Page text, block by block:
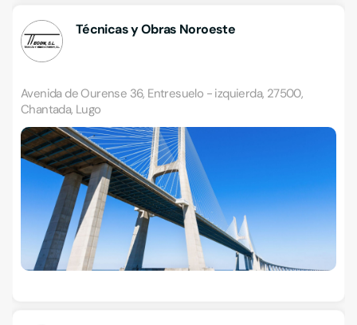
Técnicas y Obras Noroeste
Avenida de Ourense 36, Entresuelo - izquierda, 27500,
Chantada, Lugo